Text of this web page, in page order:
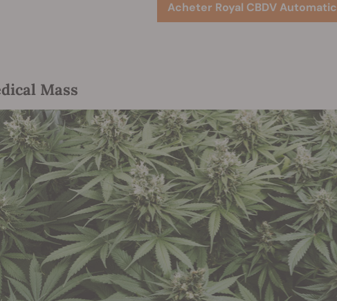
Acheter Royal CBDV Automatic
Mass